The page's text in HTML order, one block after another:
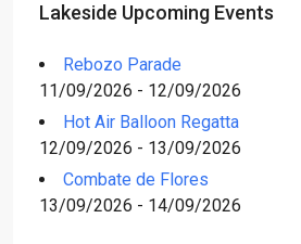
Lakeside Upcoming Events
Rebozo Parade
11/09/2026 - 12/09/2026
Hot Air Balloon Regatta
12/09/2026 - 13/09/2026
Combate de Flores
13/09/2026 - 14/09/2026